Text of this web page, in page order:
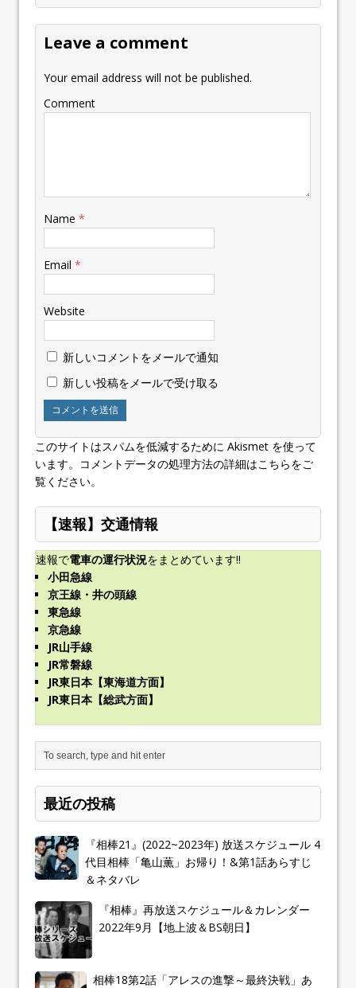
Leave a comment
Your email address will not be published.
Comment
Name *
Email *
Website
新しいコメントをメールで通知
新しい投稿をメールで受け取る
このサイトはスパムを低減するために Akismet を使って
います。 コメントデータの処理方法の詳細はこちらをご
覧ください。
【速報】交通情報
速報で電車の運行状況をまとめています!!
小田急線
京王線・井の頭線
東急線
京急線
JR山手線
JR常磐線
JR東日本【東海道方面】
JR東日本【総武方面】
最近の投稿
『相棒21』(2022~2023年) 放送スケジュール 4
代目相棒「亀山薫」お帰り！&第1話あらすじ
＆ネタバレ
『相棒』再放送スケジュール＆カレンダー
2022年9月【地上波＆BS朝日】
相棒18第2話「アレスの進撃～最終決戦」あ